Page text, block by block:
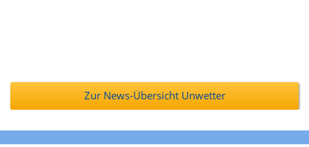
Zur News-Übersicht Unwetter